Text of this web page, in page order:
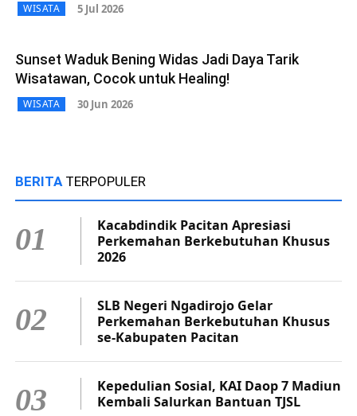
WISATA 5 Jul 2026
Sunset Waduk Bening Widas Jadi Daya Tarik
Wisatawan, Cocok untuk Healing!
WISATA 30 Jun 2026
BERITA TERPOPULER
01
Kacabdindik Pacitan Apresiasi
Perkemahan Berkebutuhan Khusus
2026
02
SLB Negeri Ngadirojo Gelar
Perkemahan Berkebutuhan Khusus
se-Kabupaten Pacitan
03
Kepedulian Sosial, KAI Daop 7 Madiun
Kembali Salurkan Bantuan TJSL